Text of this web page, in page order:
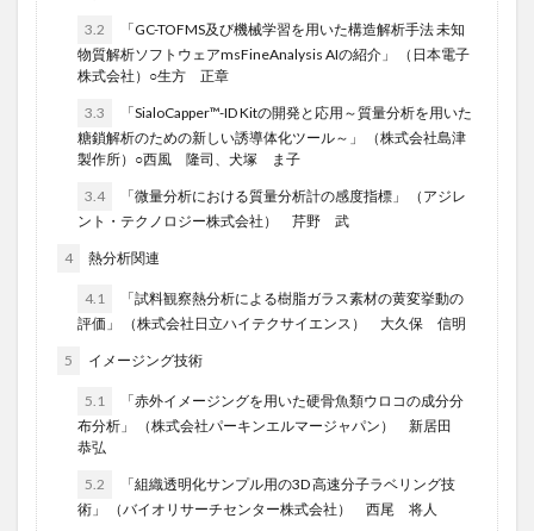
3.2
「GC-TOFMS及び機械学習を用いた構造解析手法 未知
物質解析ソフトウェアmsFineAnalysis AIの紹介」 （日本電子
株式会社）○生方 正章
3.3
「SialoCapper™-ID Kitの開発と応用～質量分析を用いた
糖鎖解析のための新しい誘導体化ツール～」 （株式会社島津
製作所）○西風 隆司、犬塚 ま子
3.4
「微量分析における質量分析計の感度指標」 （アジレ
ント・テクノロジー株式会社） 芹野 武
4 熱分析関連
4.1
「試料観察熱分析による樹脂ガラス素材の黄変挙動の
評価」 （株式会社日立ハイテクサイエンス） 大久保 信明
5 イメージング技術
5.1
「赤外イメージングを用いた硬骨魚類ウロコの成分分
布分析」 （株式会社パーキンエルマージャパン） 新居田
恭弘
5.2
「組織透明化サンプル用の3D 高速分子ラベリング技
術」 （バイオリサーチセンター株式会社） 西尾 将人